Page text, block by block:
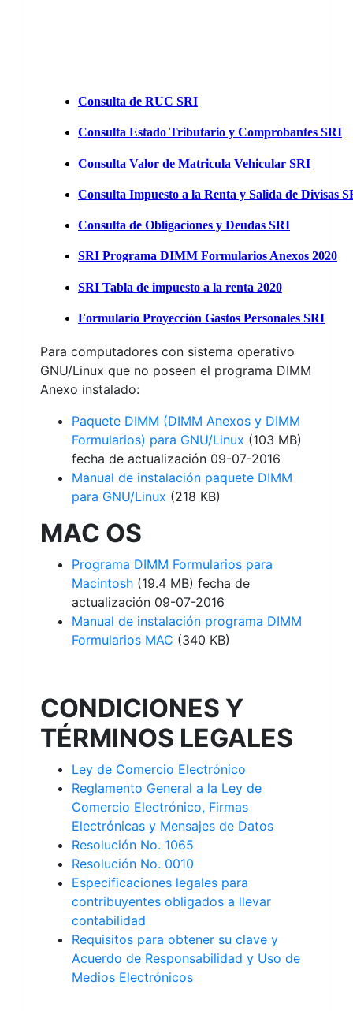
Para computadores con sistema operativo
GNU/Linux que no poseen el programa DIMM
Anexo instalado:
Paquete DIMM (DIMM Anexos y DIMM
Formularios) para GNU/Linux (103 MB)
fecha de actualización 09-07-2016
Manual de instalación paquete DIMM
para GNU/Linux (218 KB)
MAC OS
Programa DIMM Formularios para
Macintosh (19.4 MB) fecha de
actualización 09-07-2016
Manual de instalación programa DIMM
Formularios MAC (340 KB)
CONDICIONES Y
TÉRMINOS LEGALES
Ley de Comercio Electrónico
Reglamento General a la Ley de
Comercio Electrónico, Firmas
Electrónicas y Mensajes de Datos
Resolución No. 1065
Resolución No. 0010
Especificaciones legales para
contribuyentes obligados a llevar
contabilidad
Requisitos para obtener su clave y
Acuerdo de Responsabilidad y Uso de
Medios Electrónicos